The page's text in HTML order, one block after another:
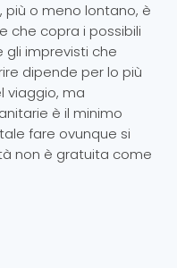
più o meno lontano, è
che copra i possibili
gli imprevisti che
dipende per lo più
viaggio, ma
è il minimo
fare ovunque si
non è gratuita come